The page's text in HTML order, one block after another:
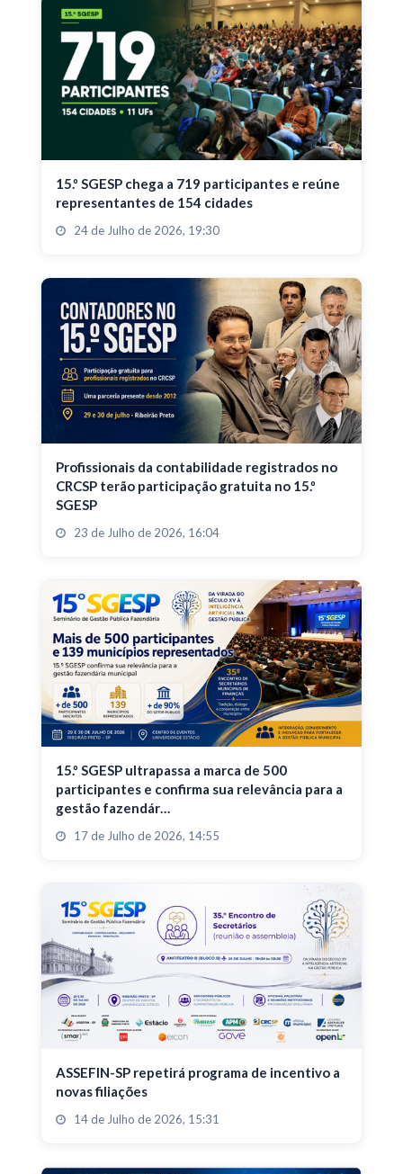
15.º SGESP chega a 719 participantes e reúne
representantes de 154 cidades
24 de Julho de 2026, 19:30
Profissionais da contabilidade registrados no
CRCSP terão participação gratuita no 15.º
SGESP
23 de Julho de 2026, 16:04
15.º SGESP ultrapassa a marca de 500
participantes e confirma sua relevância para a
gestão fazendár…
17 de Julho de 2026, 14:55
ASSEFIN-SP repetirá programa de incentivo a
novas filiações
14 de Julho de 2026, 15:31